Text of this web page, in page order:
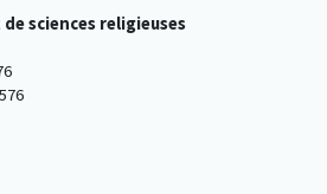
sciences religieuses